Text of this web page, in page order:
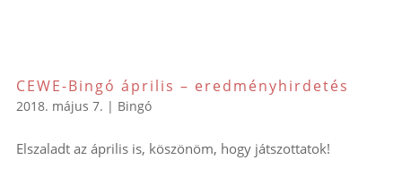
CEWE-Bingó április – eredményhirdetés
2018. május 7. | Bingó
Elszaladt az április is, köszönöm, hogy játszottatok!